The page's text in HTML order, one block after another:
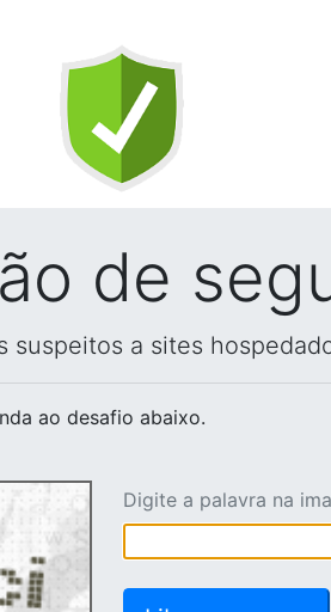
de
suspeitos a sites
ao desafio abaixo.
Digite a palavra na